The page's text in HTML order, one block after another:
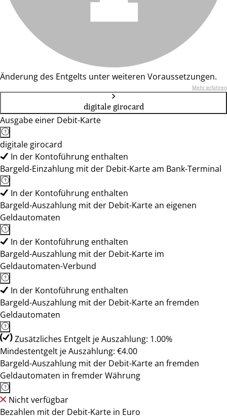
Änderung des Entgelts unter weiteren Voraussetzungen.
Mehr erfahren
digitale girocard
Ausgabe einer Debit-Karte
digitale girocard
In der Kontoführung enthalten
Bargeld-Einzahlung mit der Debit-Karte am Bank-Terminal
In der Kontoführung enthalten
Bargeld-Auszahlung mit der Debit-Karte an eigenen
Geldautomaten
In der Kontoführung enthalten
Bargeld-Auszahlung mit der Debit-Karte im
Geldautomaten-Verbund
In der Kontoführung enthalten
Bargeld-Auszahlung mit der Debit-Karte an fremden
Geldautomaten
Zusätzliches Entgelt je Auszahlung: 1.00%
Mindestentgelt je Auszahlung: €4.00
Bargeld-Auszahlung mit der Debit-Karte an fremden
Geldautomaten in fremder Währung
Nicht verfügbar
Bezahlen mit der Debit-Karte in Euro